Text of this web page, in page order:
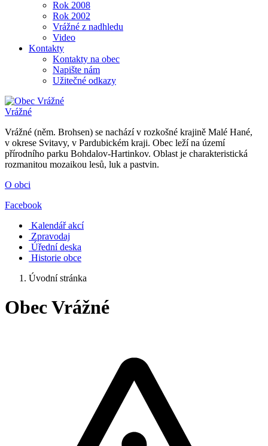
Rok 2008
Rok 2002
Vrážné z nadhledu
Video
Kontakty
Kontakty na obec
Napište nám
Užitečné odkazy
Vrážné
Vrážné (něm. Brohsen) se nachází v rozkošné krajině Malé Hané,
v okrese Svitavy, v Pardubickém kraji. Obec leží na území
přírodního parku Bohdalov-Hartinkov. Oblast je charakteristická
rozmanitou mozaikou lesů, luk a pastvin.
O obci
Facebook
Kalendář akcí
Zpravodaj
Úřední deska
Historie obce
Úvodní stránka
Obec Vrážné